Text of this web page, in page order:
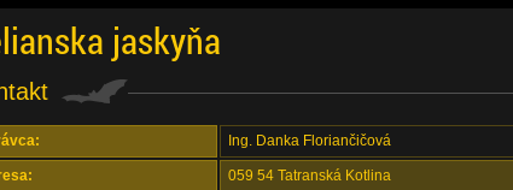
jaskyňa
Ing. Danka Floriančičová
059 54 Tatranská Kotlina